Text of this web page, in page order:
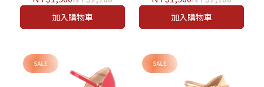
加入購物車 加入購物車